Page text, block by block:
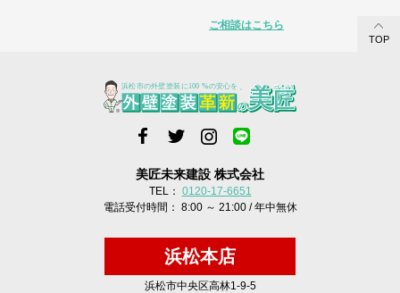
ご相談はこちら
TOP
美匠未来建設 株式会社
TEL： 0120-17-6651
電話受付時間： 8:00 ～ 21:00 / 年中無休
浜松本店
浜松市中央区高林1-9-5